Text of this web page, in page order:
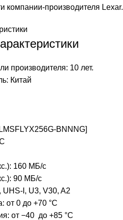
компании-производителя Lexar.
производителя: 10 лет.
Китай
BNNNG]
160 МБ/с
90 МБ/с
UHS-I, U3, V30, A2
от 0 до +70 °C
от −40 до +85 °C